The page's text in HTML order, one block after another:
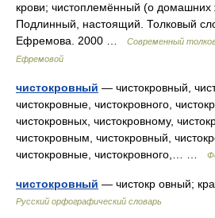
крови; чистоплемённый (о домашних
Подлинный, настоящий. Толковый
Ефремова. 2000 …
Современный
Ефремовой
чистокровный — чистокровный,
чистокровные, чистокровного,
чистокровных, чистокровному,
чистокровным, чистокровный,
чистокровные, чистокровного,… …
чистокровный — чистокр овный;
Русский орфографический словарь